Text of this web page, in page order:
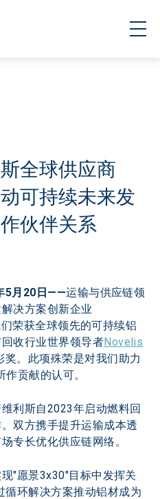
全球供应商
可持续未来发
伙伴关系
5月20日——运输与供应链领
决方案创新企业
荣获全球领先的可持续铝
收行业世界领导者Novelis
。此项殊荣是对我们助力
贡献的认可。
利斯自2023年启动燃料回
双方携手提升运输成本透
专长优化供应链网络。
"愿景3x30"目标中发挥关
循环解决方案推动铝材成为